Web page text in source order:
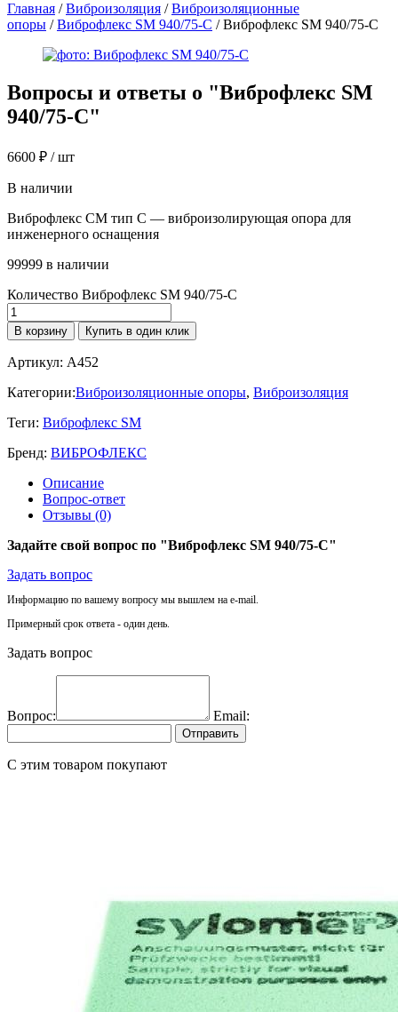
Главная /Виброизоляция /Виброизоляционные
опоры /Виброфлекс SM 940/75-C / Виброфлекс SM 940/75-C
Вопросы и ответы о "Виброфлекс SM
940/75-C"
6600 ₽ / шт
В наличии
Виброфлекс СМ тип C — виброизолирующая опора для
инженерного оснащения
99999 в наличии
Количество Виброфлекс SM 940/75-C
В корзину Купить в один клик
Артикул: A452
Категории:Виброизоляционные опоры, Виброизоляция
Теги: Виброфлекс SM
Бренд: ВИБРОФЛЕКС
Описание
Вопрос-ответ
Отзывы (0)
Задайте свой вопрос по "Виброфлекс SM 940/75-C"
Задать вопрос
Информацию по вашему вопросу мы вышлем на e-mail.
Примерный срок ответа - один день.
Задать вопрос
Вопрос: Email:
Отправить
C этим товаром покупают